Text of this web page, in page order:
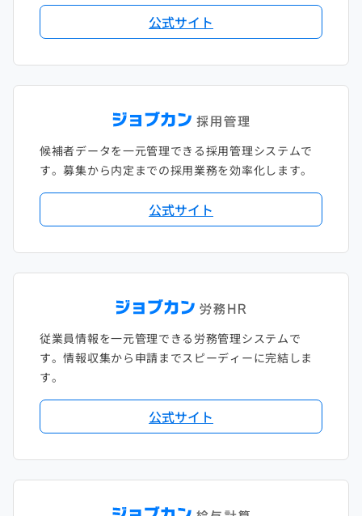
公式サイト
候補者データを一元管理できる採用管理システムで
す。募集から内定までの採用業務を効率化します。
公式サイト
従業員情報を一元管理できる労務管理システムで
す。情報収集から申請までスピーディーに完結しま
す。
公式サイト